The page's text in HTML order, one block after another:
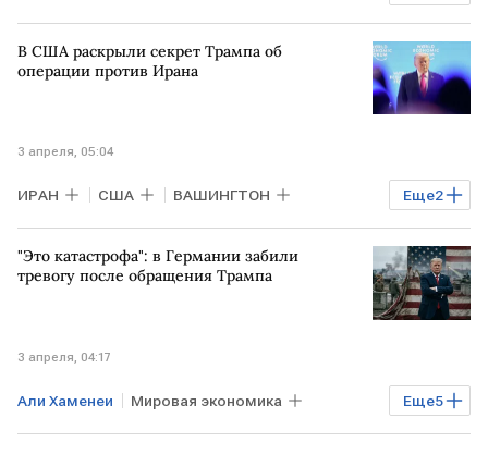
ВАШИНГТОН Дональд Трамп
Bloomberg
В США раскрыли секрет Трампа об
операции против Ирана
3 апреля, 05:04
Еще2
ИРАН США ВАШИНГТОН
Дональд Трамп В мире
"Это катастрофа": в Германии забили
тревогу после обращения Трампа
3 апреля, 04:17
Еще5
Али Хаменеи Мировая экономика
ИРАН США Тегеран